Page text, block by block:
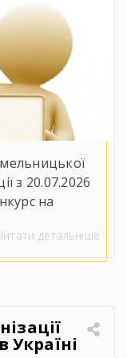
центр
з 20.07.2026
на
центр
які
детальніше
Україні